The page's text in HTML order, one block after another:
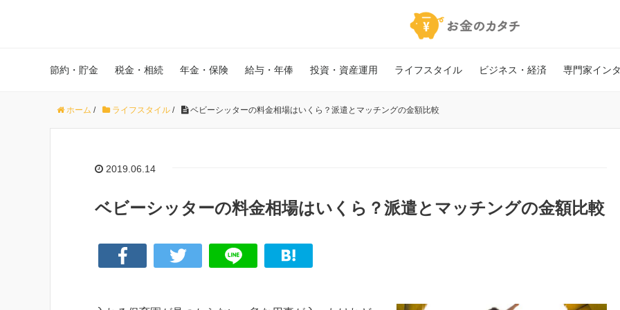
節約・貯金 税金・相続 年金・保険 給与・年俸 投資・資産運用 ライフスタイル ビジネス・経済 専門家イン
ホーム / ライフスタイル / ベビーシッターの料金相場はいくら？派遣とマッチングの金額比較
2019.06.14
ベビーシッターの料金相場はいくら？派遣とマッチングの金額比較